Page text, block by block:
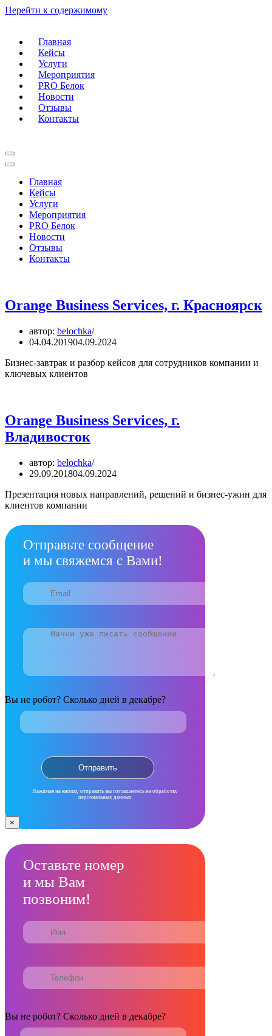
Перейти к содержимому
Главная
Кейсы
Услуги
Мероприятия
PRO Белок
Новости
Отзывы
Контакты
Меню
навигации
Меню
навигацииГлавная
Кейсы
Услуги
Мероприятия
PRO Белок
Новости
Отзывы
Контакты
Orange Business Services, г. Красноярск
автор: belochka
04.04.201904.09.2024
Бизнес-завтрак и разбор кейсов для сотрудников компании и
ключевых клиентов
Orange Business Services, г.
Владивосток
автор: belochka
29.09.201804.09.2024
Презентация новых направлений, решений и бизнес-ужин для
клиентов компании
Отправьте сообщение
и мы свяжемся с Вами!
Вы не робот? Сколько дней в декабре?
Нажимая на кнопку отправить вы соглашаетесь на обработку
персональных данных
×
Оставьте номер
и мы Вам
позвоним!
Вы не робот? Сколько дней в декабре?